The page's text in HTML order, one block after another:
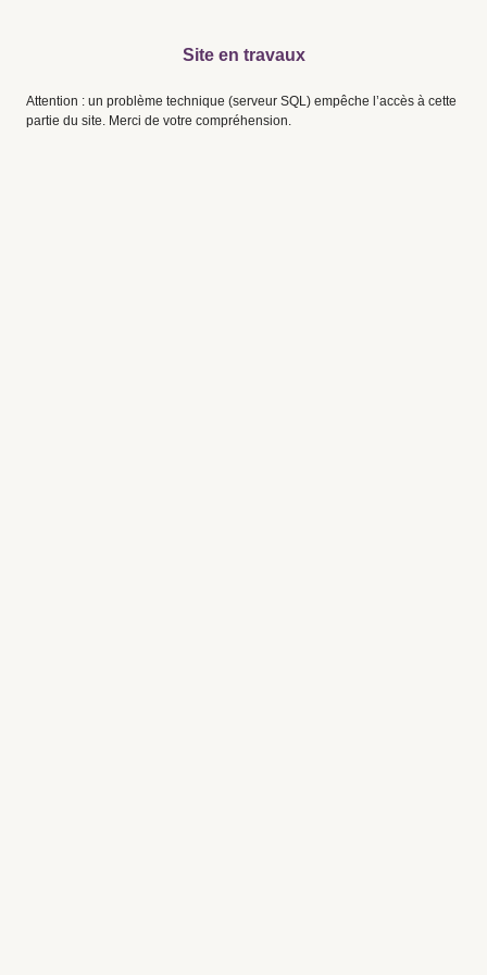
Site en travaux
Attention : un problème technique (serveur SQL) empêche l’accès à cette
partie du site. Merci de votre compréhension.